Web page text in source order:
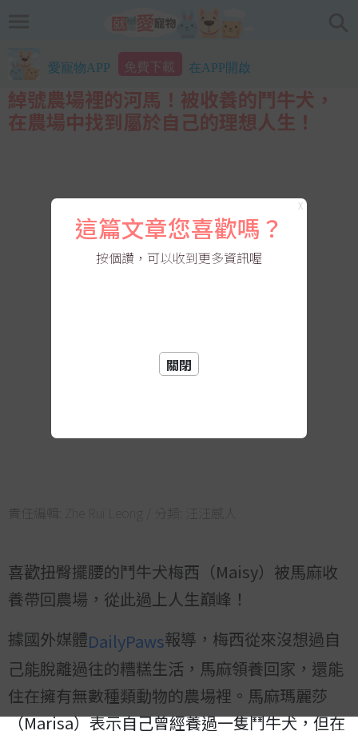
愛寵物APP 免費下載 在APP開啟
綽號農場裡的河馬！被收養的鬥牛犬，
在農場中找到屬於自己的理想人生！
責任編輯: Zhe Rui Leong / 分類: 汪汪感人
喜歡扭臀擺腰的鬥牛犬梅西（Maisy）被馬麻收
養帶回農場，從此過上人生巔峰！
據國外媒體DailyPaws報導，梅西從來沒想過自
己能脫離過往的糟糕生活，馬麻領養回家，還能
住在擁有無數種類動物的農場裡。馬麻瑪麗莎
（Marisa）表示自己曾經養過一隻鬥牛犬，但在
X
這篇文章您喜歡嗎？
按個讚，可以收到更多資訊喔
關閉